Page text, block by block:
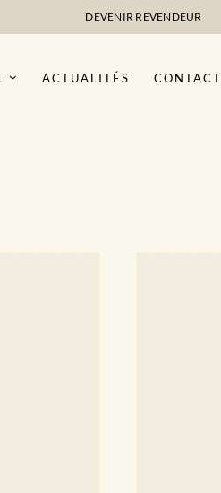
DEVENIR REVENDEUR
ACTUALITÉS CONTACT